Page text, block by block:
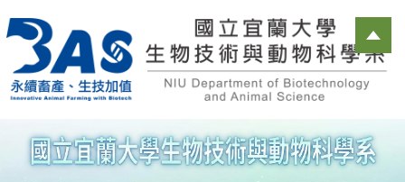
到
要
內